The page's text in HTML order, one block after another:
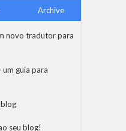
Archive
novo tradutor para
guia para
seu blog!